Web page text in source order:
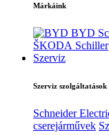
Márkáink
BYD
ŠKODA Schiller
Szerviz
Szerviz szolgáltatások
Schneider
cserejárművek